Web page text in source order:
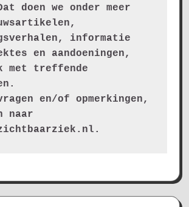
doen we onder meer
informatie
en aandoeningen,
met treffende
en/of opmerkingen,
naar